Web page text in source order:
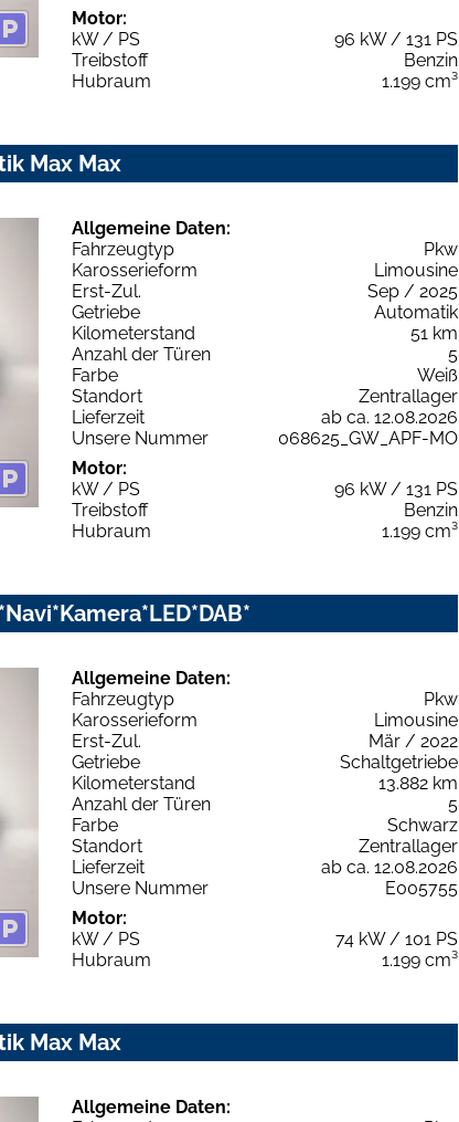
Motor:
kW / PS
96 kW / 131 PS
Treibstoff
Benzin
Hubraum
1.199 cm³
Max Max
Allgemeine Daten:
Fahrzeugtyp
Pkw
Karosserieform
Limousine
Erst-Zul.
Sep / 2025
Getriebe
Automatik
Kilometerstand
51 km
Anzahl der Türen
5
Farbe
Weiß
Standort
Zentrallager
Lieferzeit
ab ca. 12.08.2026
Unsere Nummer
068625_GW_APF-MO
Motor:
kW / PS
96 kW / 131 PS
Treibstoff
Benzin
Hubraum
1.199 cm³
Allgemeine Daten:
Fahrzeugtyp
Pkw
Karosserieform
Limousine
Erst-Zul.
Mär / 2022
Getriebe
Schaltgetriebe
Kilometerstand
13.882 km
Anzahl der Türen
5
Farbe
Schwarz
Standort
Zentrallager
Lieferzeit
ab ca. 12.08.2026
Unsere Nummer
E005755
Motor:
kW / PS
74 kW / 101 PS
Hubraum
1.199 cm³
Max Max
Allgemeine Daten: